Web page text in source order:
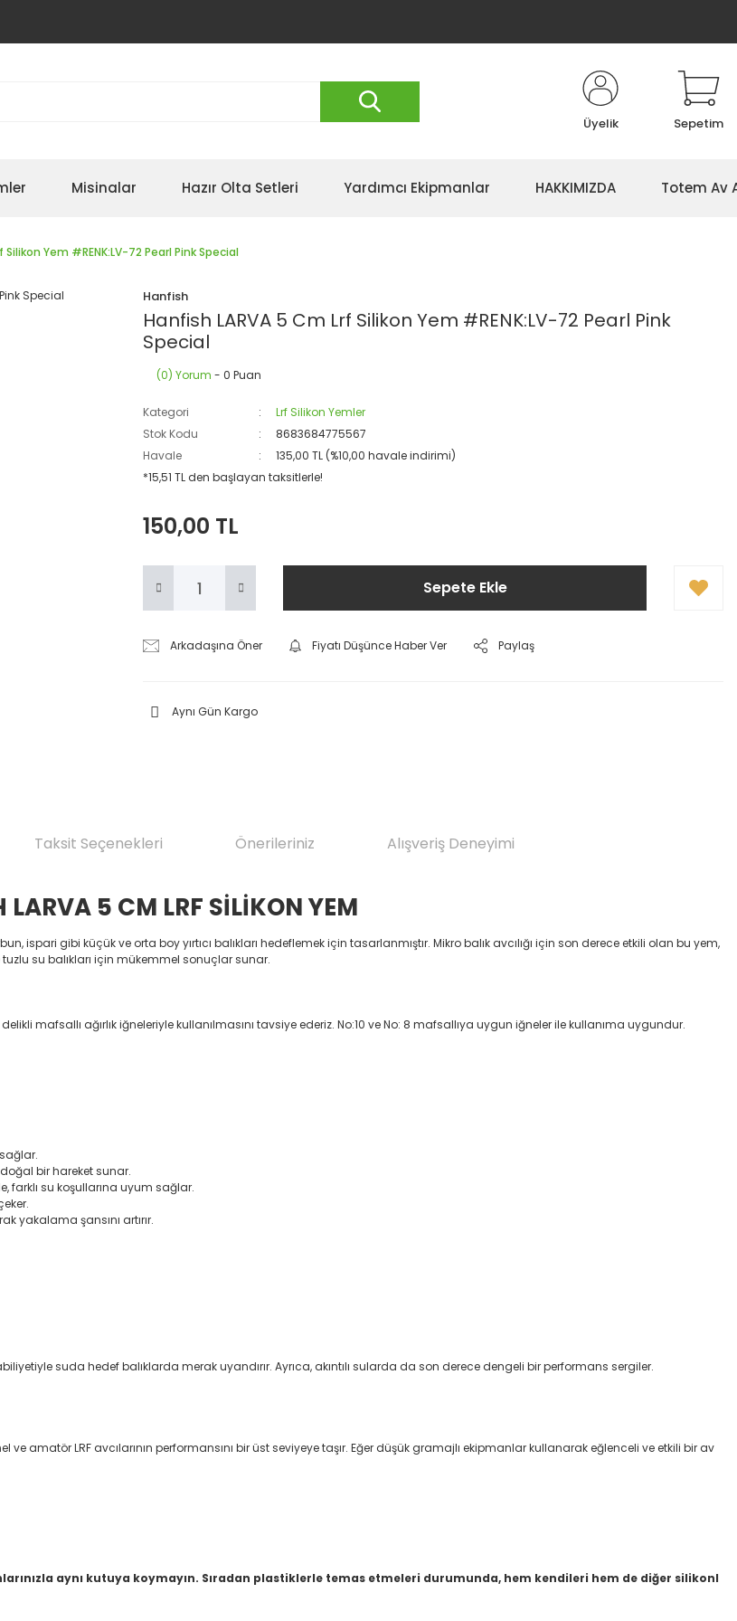
Üyelik Sepetim
Misinalar Hazır Olta Setleri Yardımcı Ekipmanlar HAKKIMIZDA Totem Av
Silikon Yem #RENK:LV-72 Pearl Pink Special
Hanfish
Hanfish LARVA 5 Cm Lrf Silikon Yem #RENK:LV-72 Pearl Pink
Special
(0) Yorum - 0 Puan
Kategori
Lrf Silikon Yemler
Stok Kodu
8683684775567
Havale
135,00 TL (%10,00 havale indirimi)
*15,51 TL den başlayan taksitlerle!
150,00 TL
Sepete Ekle
Arkadaşına Öner Fiyatı Düşünce Haber Ver Paylaş
Aynı Gün Kargo
Taksit Seçenekleri Önerileriniz Alışveriş Deneyimi
LARVA 5 CM LRF SİLİKON YEM
ispari gibi küçük ve orta boy yırtıcı balıkları hedeflemek için tasarlanmıştır. Mikro balık avcılığı için son derece etkili olan bu yem,
tuzlu su balıkları için mükemmel sonuçlar sunar.
mafsallı ağırlık iğneleriyle kullanılmasını tavsiye ederiz. No:10 ve No: 8 mafsallıya uygun iğneler ile kullanıma uygundur.
bir hareket sunar.
farklı su koşullarına uyum sağlar.
yakalama şansını artırır.
suda hedef balıklarda merak uyandırır. Ayrıca, akıntılı sularda da son derece dengeli bir performans sergiler.
amatör LRF avcılarının performansını bir üst seviyeye taşır. Eğer düşük gramajlı ekipmanlar kullanarak eğlenceli ve etkili bir av
aynı kutuya koymayın. Sıradan plastiklerle temas etmeleri durumunda, hem kendileri hem de diğer silikonl